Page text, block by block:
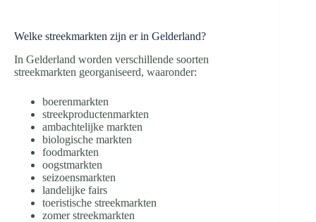
Welke streekmarkten zijn er in Gelderland?
In Gelderland worden verschillende soorten
streekmarkten georganiseerd, waaronder:
boerenmarkten
streekproductenmarkten
ambachtelijke markten
biologische markten
foodmarkten
oogstmarkten
seizoensmarkten
landelijke fairs
toeristische streekmarkten
zomer streekmarkten